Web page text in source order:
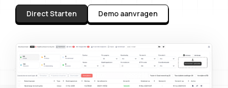
Direct Starten Demo aanvragen